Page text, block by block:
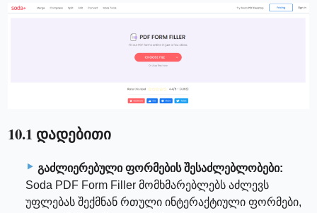
10.1 დადებითი
გაძლიერებული ფორმების შესაძლებლობები:
Soda PDF Form Filler მომხმარებლებს აძლევს
უფლებას შექმნან რთული ინტერაქტიული ფორმები,